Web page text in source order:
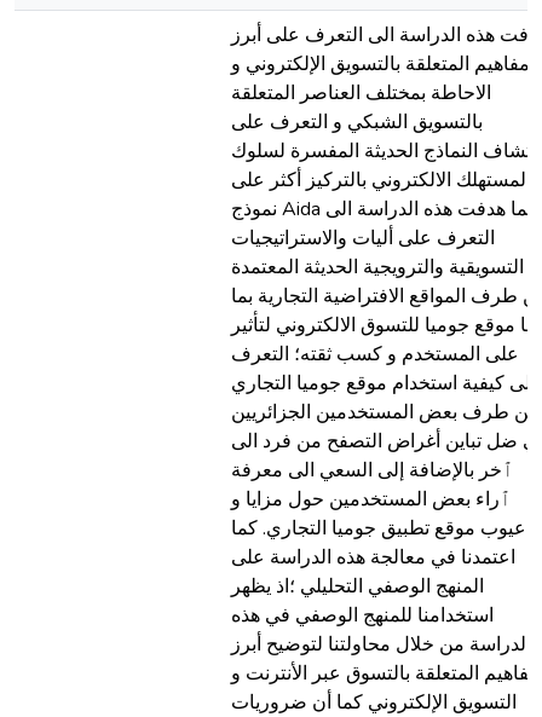
هذه الدراسة الى التعرف على أبرز
المفاهيم المتعلقة بالتسويق الإلكتروني و
الاحاطة بمختلف العناصر المتعلقة
بالتسويق الشبكي و التعرف على
النماذج الحديثة المفسرة لسلوك
المستهلك الالكتروني بالتركيز أكثر على
نموذج Aida ؛ كما هدفت هذه الدراسة الى
التعرف على أليات والاستراتيجيات
التسويقية والترويجية الحديثة المعتمدة
طرف المواقع الافتراضية التجارية بما
موقع جوميا للتسوق الالكتروني لتأثير
على المستخدم و كسب ثقته؛ التعرف
على كيفية استخدام موقع جوميا التجاري
من طرف بعض المستخدمين الجزائريين
ضل تباين أغراض التصفح من فرد الى
ٱخر بالإضافة إلى السعي الى معرفة
ٱراء بعض المستخدمين حول مزايا و
عيوب موقع تطبيق جوميا التجاري. كما
اعتمدنا في معالجة هذه الدراسة على
المنهج الوصفي التحليلي ؛اذ يظهر
استخدامنا للمنهج الوصفي في هذه
الدراسة من خلال محاولتنا لتوضيح أبرز
المتعلقة بالتسوق عبر الأنترنت و
التسويق الإلكتروني كما أن ضروريات